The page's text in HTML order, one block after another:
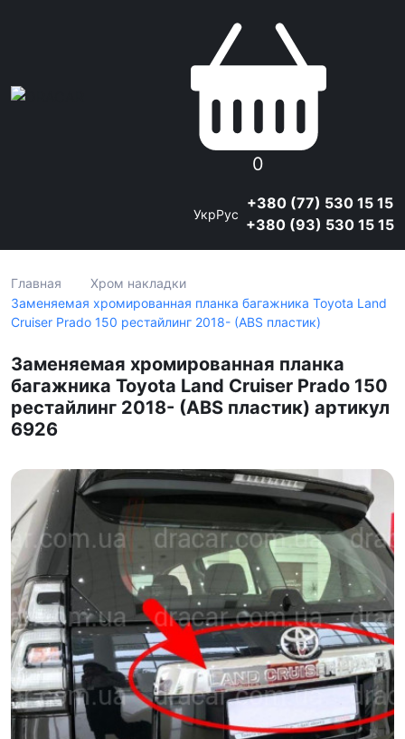
0
УкрРус
+380 (77) 530 15 15
+380 (93) 530 15 15
Главная
Хром накладки
Заменяемая хромированная планка багажника Toyota Land
Cruiser Prado 150 рестайлинг 2018- (ABS пластик)
Заменяемая хромированная планка
багажника Toyota Land Cruiser Prado 150
рестайлинг 2018- (ABS пластик) артикул
6926